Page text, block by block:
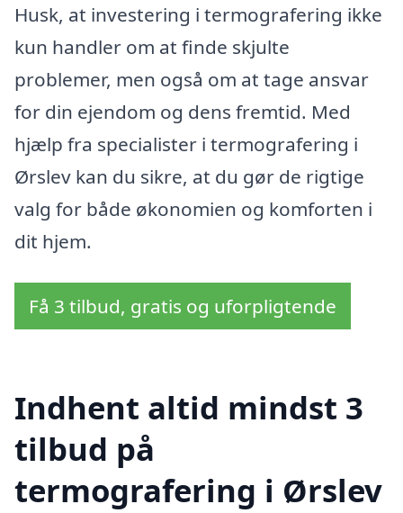
Husk, at investering i termografering ikke
kun handler om at finde skjulte
problemer, men også om at tage ansvar
for din ejendom og dens fremtid. Med
hjælp fra specialister i termografering i
Ørslev kan du sikre, at du gør de rigtige
valg for både økonomien og komforten i
dit hjem.
Få 3 tilbud, gratis og uforpligtende
Indhent altid mindst 3
tilbud på
termografering i Ørslev